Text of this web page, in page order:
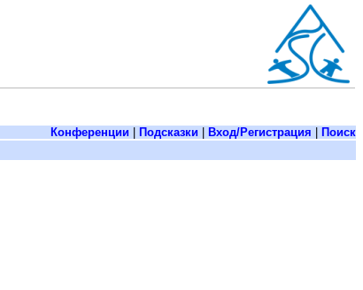
Конференции Подсказки Вход/Регистрация Поиск